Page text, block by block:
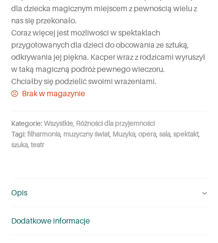
dla dziecka magicznym miejscem z pewnością wielu z
nas się przekonało.
Coraz więcej jest możliwości w spektaklach
przygotowanych dla dzieci do obcowania ze sztuką,
odkrywania jej piękna. Kacper wraz z rodzicami wyruszył
w taką magiczną podróż pewnego wieczoru.
Chciałby się podzielić swoimi wrażeniami.
Brak w magazynie
Kategorie: Wszystkie, Różności dla przyjemności
Tagi: filharmonia, muzyczny świat, Muzyka, opera, sala, spektakt,
szuka, teatr
Opis
Dodatkowe informacje